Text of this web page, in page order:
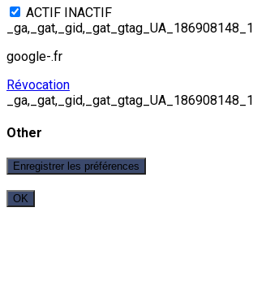
ACTIF INACTIF
_ga,_gat,_gid,_gat_gtag_UA_186908148_1
google-.fr
Révocation
_ga,_gat,_gid,_gat_gtag_UA_186908148_1
Other
OK